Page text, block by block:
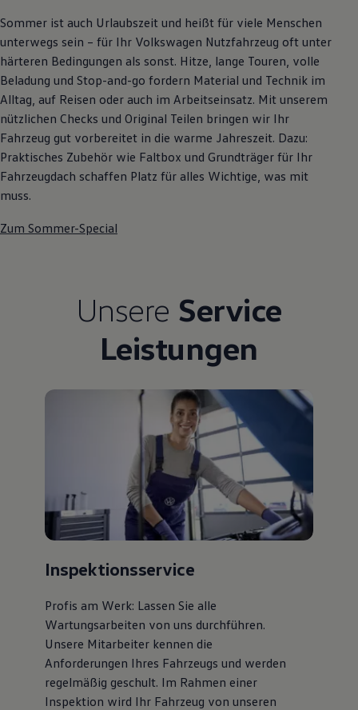
Mehr zum ID. Buzz
Online Beratung
California Welt
California Club
California Magazin & Ratgeber
Vanlife
Ratgeber
Routen & Reisen
California Reisen & Erlebnisse
California App
California Lifestyle & Zubehör
Übernachten im California
Karriere
Karriere im Unternehmen
Natur
Events
Rückblick VW Bus Festival 2023
75 Jahre Bulli Jubiläum
Bulli Magazin
Uptime
Sommer ist auch Urlaubszeit und heißt für viele Menschen
unterwegs sein – für Ihr Volkswagen Nutzfahrzeug oft unter
härteren Bedingungen als sonst. Hitze, lange Touren, volle
Beladung und Stop-and-go fordern Material und Technik im
Alltag, auf Reisen oder auch im Arbeitseinsatz. Mit unserem
nützlichen Checks und Original Teilen bringen wir Ihr
Fahrzeug gut vorbereitet in die warme Jahreszeit. Dazu:
Praktisches Zubehör wie Faltbox und Grundträger für Ihr
Fahrzeugdach schaffen Platz für alles Wichtige, was mit
muss.
Zum Sommer-Special
Unsere Service
Leistungen
Inspektionsservice
Profis am Werk: Lassen Sie alle
Wartungsarbeiten von uns durchführen.
Unsere Mitarbeiter kennen die
Anforderungen Ihres Fahrzeugs und werden
regelmäßig geschult. Im Rahmen einer
Inspektion wird Ihr Fahrzeug von unseren